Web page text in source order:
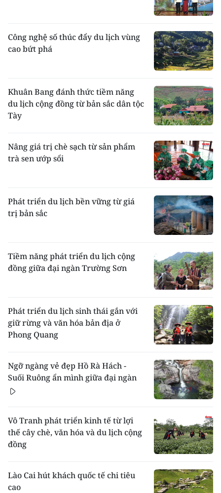
Công nghệ số thúc đẩy du lịch vùng
cao bứt phá
Khuân Bang đánh thức tiềm năng
du lịch cộng đồng từ bản sắc dân tộc
Tày
Nâng giá trị chè sạch từ sản phẩm
trà sen ướp sổi
Phát triển du lịch bền vững từ giá
trị bản sắc
Tiềm năng phát triển du lịch cộng
đồng giữa đại ngàn Trường Sơn
Phát triển du lịch sinh thái gắn với
giữ rừng và văn hóa bản địa ở
Phong Quang
Ngỡ ngàng vẻ đẹp Hồ Rà Hách -
Suối Ruông ẩn mình giữa đại ngàn
Vô Tranh phát triển kinh tế từ lợi
thế cây chè, văn hóa và du lịch cộng
đồng
Lào Cai hút khách quốc tế chi tiêu
cao